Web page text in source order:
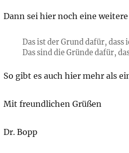
Dann sei hier noch eine
Das ist der Grund dafür, dass
Das sind die Gründe dafür,
So gibt es auch hier mehr als
Mit freundlichen Grüßen
Dr. Bopp